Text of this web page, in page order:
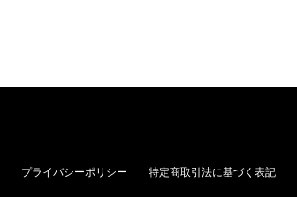
プライバシーポリシー 特定商取引法に基づく表記